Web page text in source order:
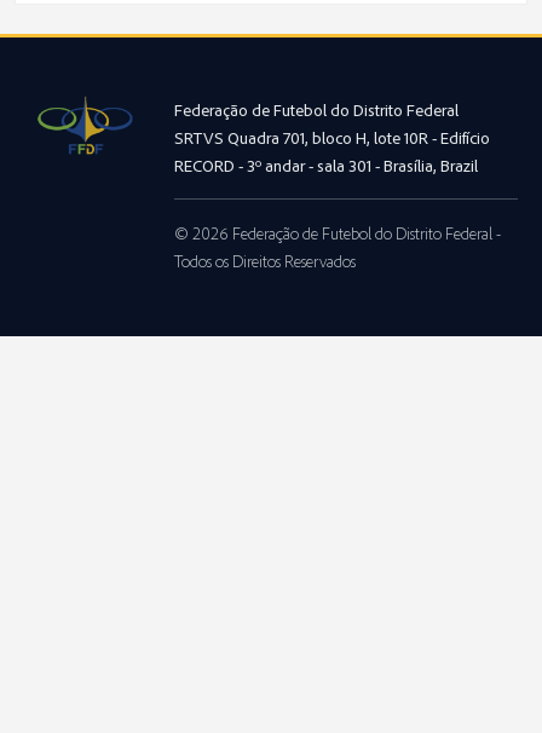
Federação de Futebol do Distrito Federal
SRTVS Quadra 701, bloco H, lote 10R - Edifício
RECORD - 3º andar - sala 301 - Brasília, Brazil
© 2026 Federação de Futebol do Distrito Federal -
Todos os Direitos Reservados